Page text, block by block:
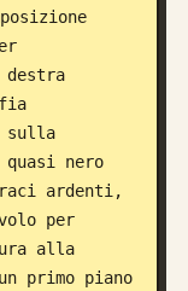
destra
sulla
nero
ardenti,
per
alla
primo piano